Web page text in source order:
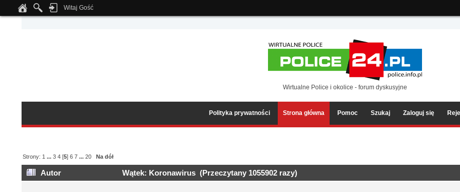
Notice: Undefined index: tapatalk_body_hook in
Witaj Gość
Wirtualne Police i okolice - forum dyskusyjne
Polityka prywatności Strona główna Pomoc Szukaj Zaloguj się
Strony: 1 ...3 4 [5]6 7 ...20 Na dół
Autor Wątek: Koronawirus (Przeczytany 1055902 razy)